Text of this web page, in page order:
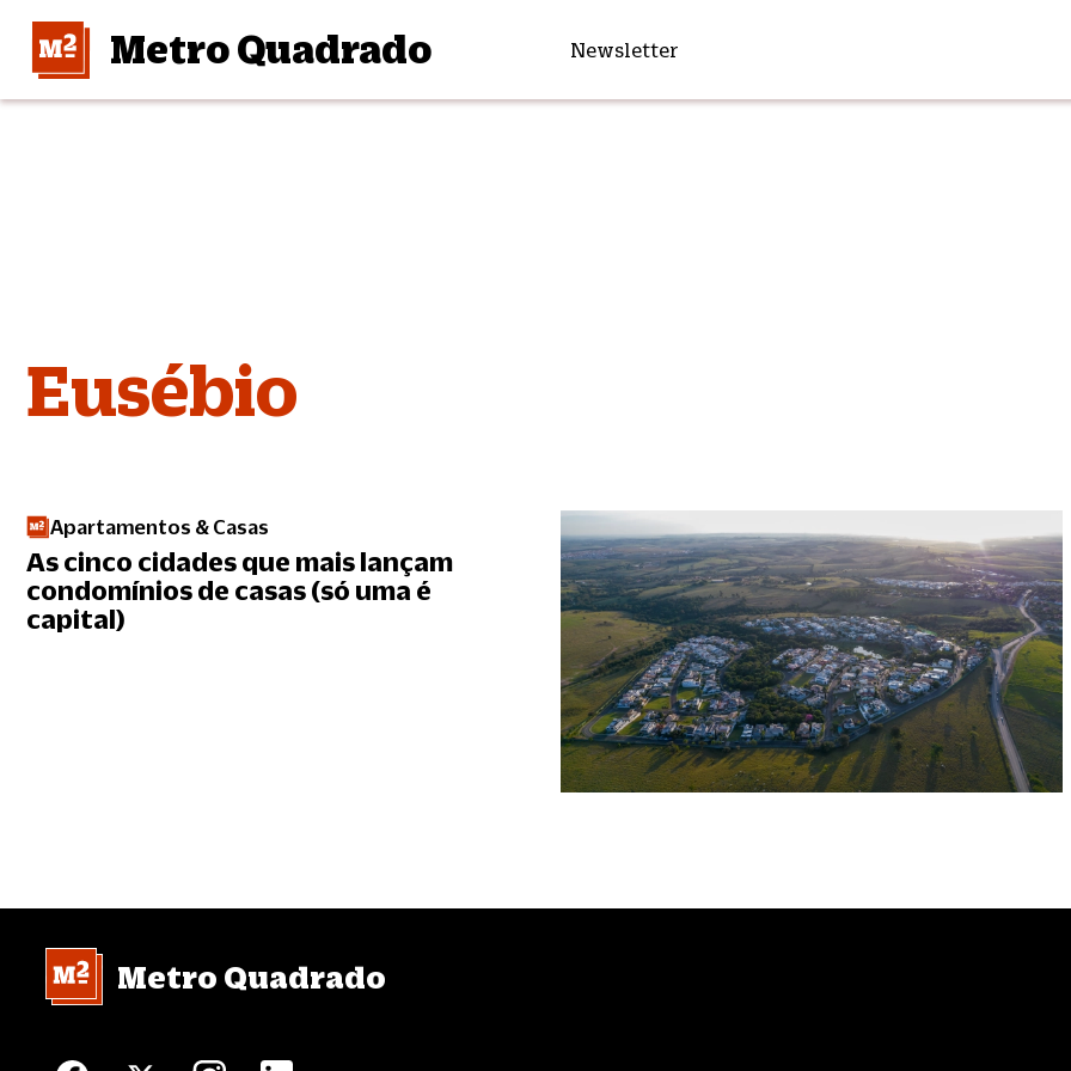
Metro Quadrado Newsletter
Eusébio
Apartamentos & Casas
As cinco cidades que mais lançam
condomínios de casas (só uma é
capital)
Metro Quadrado